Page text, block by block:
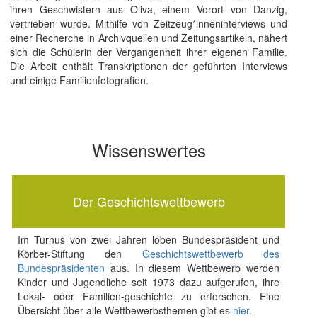
ihren Geschwistern aus Oliva, einem Vorort von Danzig,
vertrieben wurde. Mithilfe von Zeitzeug*inneninterviews und
einer Recherche in Archivquellen und Zeitungsartikeln, nähert
sich die Schülerin der Vergangenheit ihrer eigenen Familie.
Die Arbeit enthält Transkriptionen der geführten Interviews
und einige Familienfotografien.
Wissenswertes
Der Geschichtswettbewerb
Im Turnus von zwei Jahren loben Bundespräsident und
Körber-Stiftung den Geschichtswettbewerb des
Bundespräsidenten aus. In diesem Wettbewerb werden
Kinder und Jugendliche seit 1973 dazu aufgerufen, ihre
Lokal- oder Familien-geschichte zu erforschen. Eine
Übersicht über alle Wettbewerbsthemen gibt es hier.